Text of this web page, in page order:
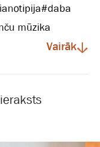
#daba
mūzika
Vairāk